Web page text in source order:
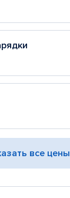
все цены